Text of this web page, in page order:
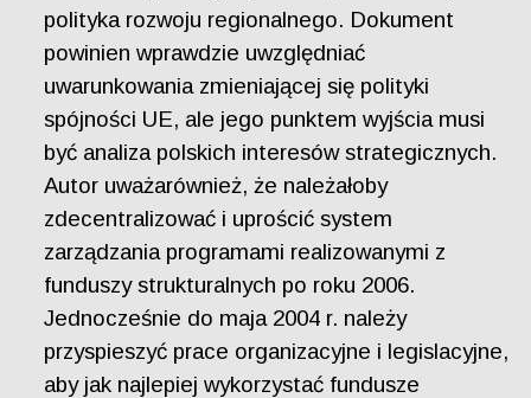
polityka rozwoju regionalnego. Dokument
powinien wprawdzie uwzględniać
uwarunkowania zmieniającej się polityki
spójności UE, ale jego punktem wyjścia musi
być analiza polskich interesów strategicznych.
Autor uważarównież, że należałoby
zdecentralizować i uprościć system
zarządzania programami realizowanymi z
funduszy strukturalnych po roku 2006.
Jednocześnie do maja 2004 r. należy
przyspieszyć prace organizacyjne i legislacyjne,
aby jak najlepiej wykorzystać fundusze